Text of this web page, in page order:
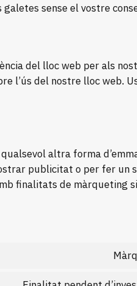
sense el vostre
del lloc web per als
l’ús del nostre lloc web.
altra forma
publicitat o per fer un
finalitats de màrqueting